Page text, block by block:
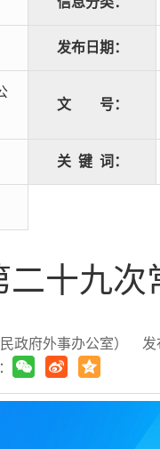
发布日期：
文 号：
关 键 词：
二十九次
政府外事办公室） 发